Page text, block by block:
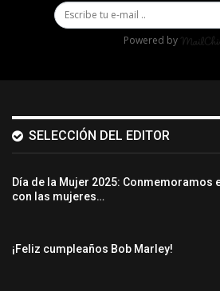
Powered by
SELECCIÓN DEL EDITOR
Día de la Mujer 2025: Conmemoramos
con las mujeres…
¡Feliz cumpleaños Bob Marley!